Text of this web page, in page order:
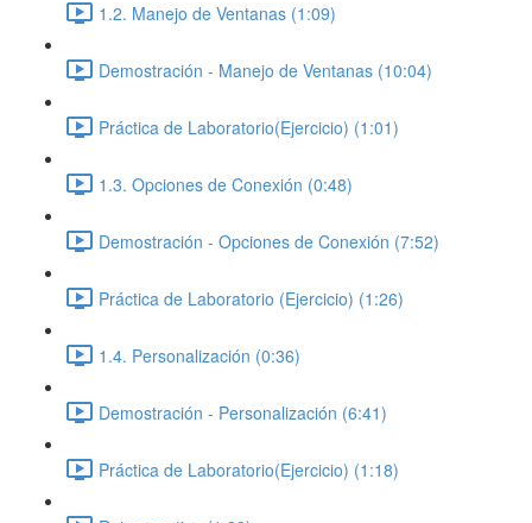
1.2. Manejo de Ventanas (1:09)
Demostración - Manejo de Ventanas (10:04)
Práctica de Laboratorio(Ejercicio) (1:01)
1.3. Opciones de Conexión (0:48)
Demostración - Opciones de Conexión (7:52)
Práctica de Laboratorio (Ejercicio) (1:26)
1.4. Personalización (0:36)
Demostración - Personalización (6:41)
Práctica de Laboratorio(Ejercicio) (1:18)